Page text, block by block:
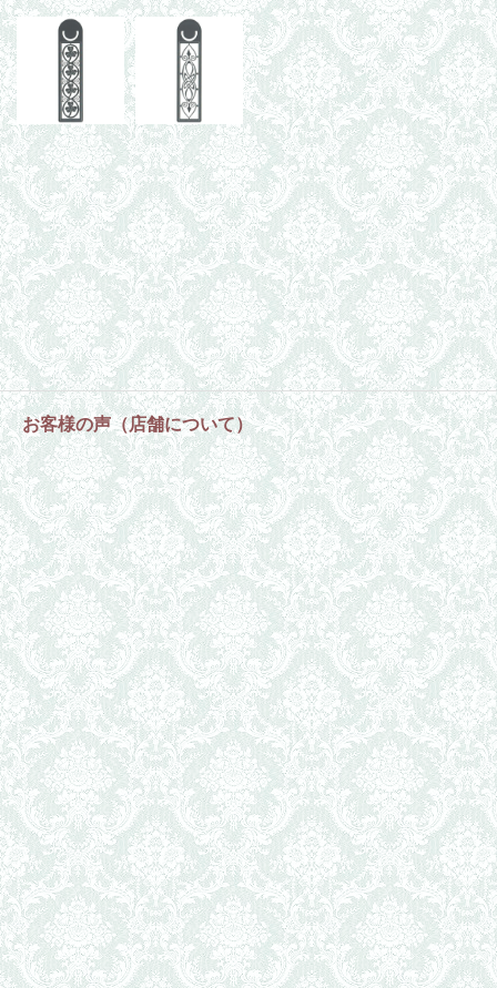
お客様の声（店舗について）